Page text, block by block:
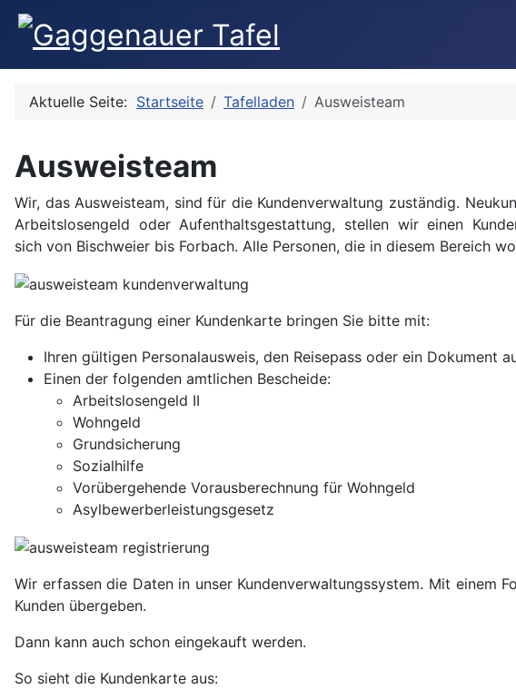
Aktuelle Seite: Startseite Tafelladen Ausweisteam
Ausweisteam
Wir, das Ausweisteam, sind für die Kundenverwaltung zuständig.
Arbeitslosengeld oder Aufenthaltsgestattung, stellen wir einen
sich von Bischweier bis Forbach. Alle Personen, die in diesem Bereich
Für die Beantragung einer Kundenkarte bringen Sie bitte mit:
Ihren gültigen Personalausweis, den Reisepass oder ein Dokument
Einen der folgenden amtlichen Bescheide:
Arbeitslosengeld II
Wohngeld
Grundsicherung
Sozialhilfe
Vorübergehende Vorausberechnung für Wohngeld
Asylbewerberleistungsgesetz
Wir erfassen die Daten in unser Kundenverwaltungssystem. Mit einem
Kunden übergeben.
Dann kann auch schon eingekauft werden.
So sieht die Kundenkarte aus: